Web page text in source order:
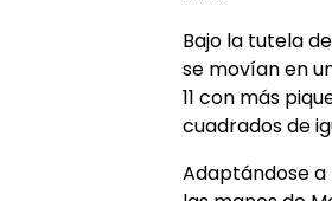
Bajo la tutela
se movían en
11 con más
cuadrados de
Adaptándose a